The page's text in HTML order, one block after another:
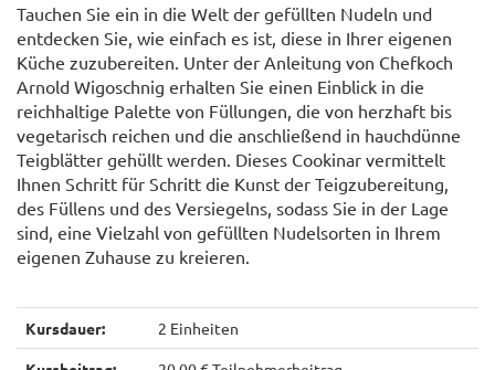
Tauchen Sie ein in die Welt der gefüllten Nudeln und
entdecken Sie, wie einfach es ist, diese in Ihrer eigenen
Küche zuzubereiten. Unter der Anleitung von Chefkoch
Arnold Wigoschnig erhalten Sie einen Einblick in die
reichhaltige Palette von Füllungen, die von herzhaft bis
vegetarisch reichen und die anschließend in hauchdünne
Teigblätter gehüllt werden. Dieses Cookinar vermittelt
Ihnen Schritt für Schritt die Kunst der Teigzubereitung,
des Füllens und des Versiegelns, sodass Sie in der Lage
sind, eine Vielzahl von gefüllten Nudelsorten in Ihrem
eigenen Zuhause zu kreieren.
Kursdauer: 2 Einheiten